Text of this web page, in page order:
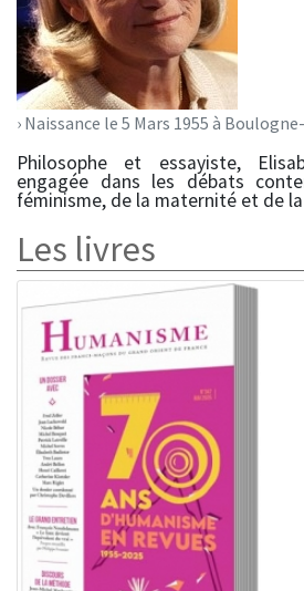
› Naissance le 5 Mars 1955 à
Philosophe et essayiste,
engagée dans les débats
féminisme, de la maternité et de
Les livres